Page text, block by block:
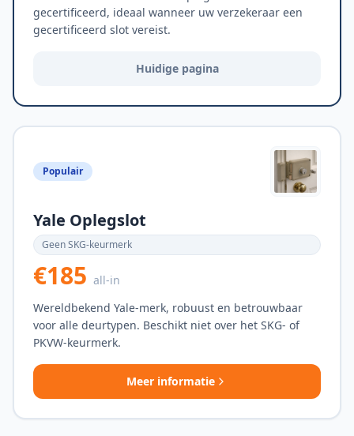
gecertificeerd, ideaal wanneer uw verzekeraar een
gecertificeerd slot vereist.
Huidige pagina
Populair
Yale Oplegslot
Geen SKG-keurmerk
€185 all-in
Wereldbekend Yale-merk, robuust en betrouwbaar
voor alle deurtypen. Beschikt niet over het SKG- of
PKVW-keurmerk.
Meer informatie